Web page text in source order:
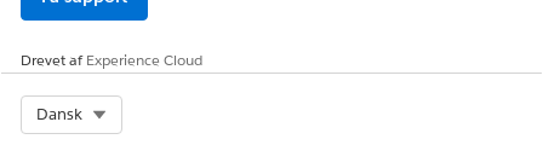
Drevet afExperience Cloud
Dansk